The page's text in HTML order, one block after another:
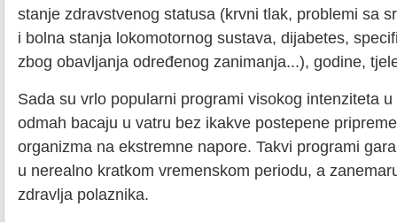
stanje zdravstvenog statusa (krvni tlak, problemi sa
i bolna stanja lokomotornog sustava, dijabetes,
zbog obavljanja određenog zanimanja...), godine,
Sada su vrlo popularni programi visokog intenziteta
odmah bacaju u vatru bez ikakve postepene
organizma na ekstremne napore. Takvi programi
u nerealno kratkom vremenskom periodu, a
zdravlja polaznika.